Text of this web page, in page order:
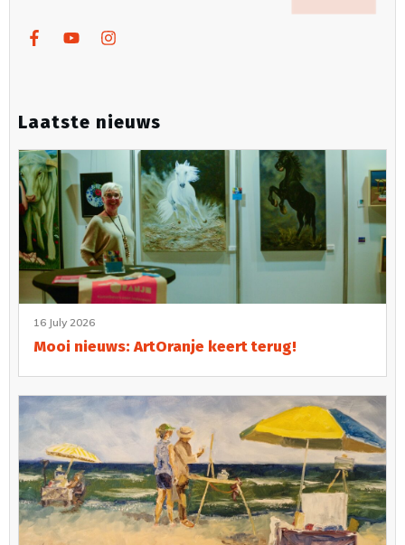
Laatste nieuws
16 July 2026
Mooi nieuws: ArtOranje keert terug!